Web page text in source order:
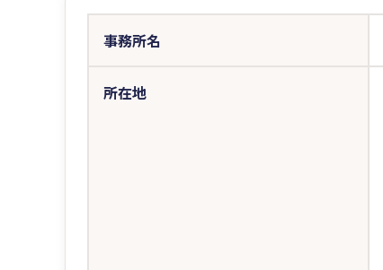
事務所名
所在地